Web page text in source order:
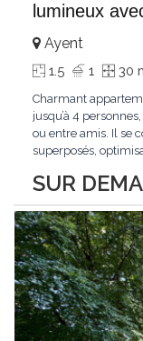
lumineux
SUR
Ayent
1.5 1 30
Charmant
jusqu’à 4
ou entre amis. Il se
superposés,
télévision murale.
(plaques de...